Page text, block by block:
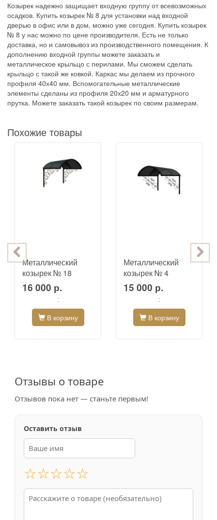
Козырек надежно защищает входную группу от всевозможных
осадков. Купить козырек № 8 для установки над входной
дверью в офис или в дом, можно уже сегодня. Купить козырек
№ 8 у нас можно по цене производителя. Есть не только
доставка, но и самовывоз из производственного помещения. К
дополнению входной группы можете заказать и
металлическое крыльцо с перилами. Мы сможем сделать
крыльцо с такой же ковкой. Каркас мы делаем из прочного
профиля 40х40 мм. Вспомогательные металлические
элементы сделаны из профиля 20х20 мм и арматурного
прутка. Можете заказать такой козырек по своим размерам.
Похожие товары
Металлический
козырек № 18
16 000 р.
:
В корзину
Металлический
козырек № 4
15 000 р.
:
В корзину
Отзывы о товаре
Отзывов пока нет — станьте первым!
Оставить отзыв
☆☆☆☆☆